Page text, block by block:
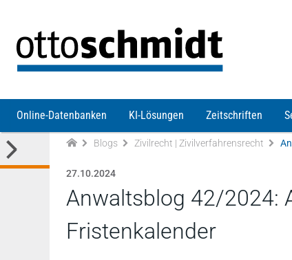
Online-Datenbanken KI-Lösungen Zeitschriften
Blogs Zivilrecht | Zivilverfahrensrecht
27.10.2024
Anwaltsblog 42/2024:
Fristenkalender